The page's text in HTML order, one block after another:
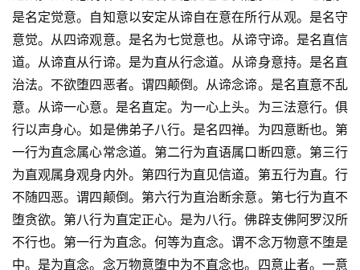
是名定觉意。自知意以安定从谛自在意在所行从观。是名守
意觉。从四谛观意。是名为七觉意也。从谛守谛。是名直信
道。从谛直从行谛。是为直从行念道。从谛身意持。是名直
治法。不欲堕四恶者。谓四颠倒。从谛念谛。是名直意不乱
意。从谛一心意。是名直定。为一心上头。为三法意行。俱
行以声身心。如是佛弟子八行。是名四禅。为四意断也。第
一行为直念属心常念道。第二行为直语属口断四意。第三行
为直观属身观身内外。第四行为直见信道。第五行为直。行
不随四恶。谓四颠倒。第六行为直治断余意。第七行为直不
堕贪欲。第八行为直定正心。是为八行。佛辟支佛阿罗汉所
不行也。第一行为直念。何等为直念。谓不念万物意不堕是
中。是为直念。念万物意堕中为不直念也。四意止者。一意